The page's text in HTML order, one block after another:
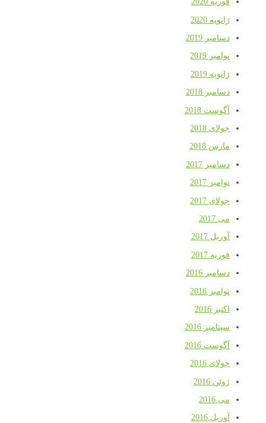
ژانویه 2020
دسامبر 2019
نوامبر 2019
ژانویه 2019
دسامبر 2018
آگوست 2018
جولای 2018
مارس 2018
دسامبر 2017
نوامبر 2017
جولای 2017
می 2017
آوریل 2017
فوریه 2017
دسامبر 2016
نوامبر 2016
اکتبر 2016
سپتامبر 2016
آگوست 2016
جولای 2016
ژوئن 2016
می 2016
آوریل 2016